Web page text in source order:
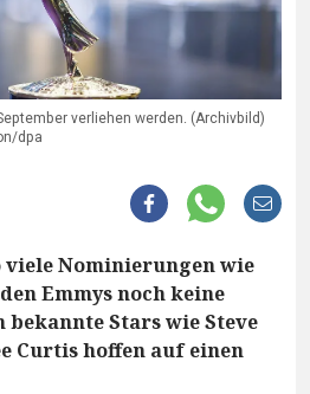
verliehen werden. (Archivbild)
dpa
viele Nominierungen wie
Emmys noch keine
bekannte Stars wie Steve
Curtis hoffen auf einen